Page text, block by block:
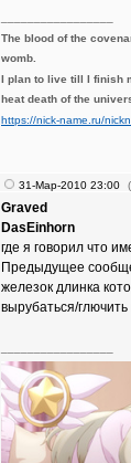
The blood of the
womb.
I plan to live till I finish
heat death of the
https://nick-name.ru/
31-Мар-2010 23:00
Graved
DasEinhorn
где я говорил что
Предыдущее
железок длинка
вырубаться/глючить